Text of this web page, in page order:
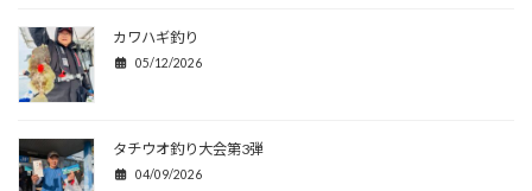
カワハギ釣り
05/12/2026
タチウオ釣り大会第3弾
04/09/2026